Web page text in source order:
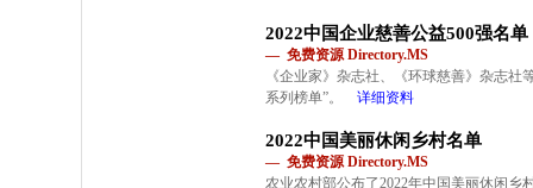
2022中国企业慈善公益500强名单
— 免费资源 Directory.MS
《企业家》杂志社、《环球慈善》杂志社
系列榜单”。
详细资料
2022中国美丽休闲乡村名单
— 免费资源 Directory.MS
农业农村部公布了2022年中国美丽休闲乡